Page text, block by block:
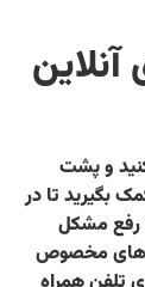
و پشت
بگیرید تا در
رفع مشکل
های مخصوص